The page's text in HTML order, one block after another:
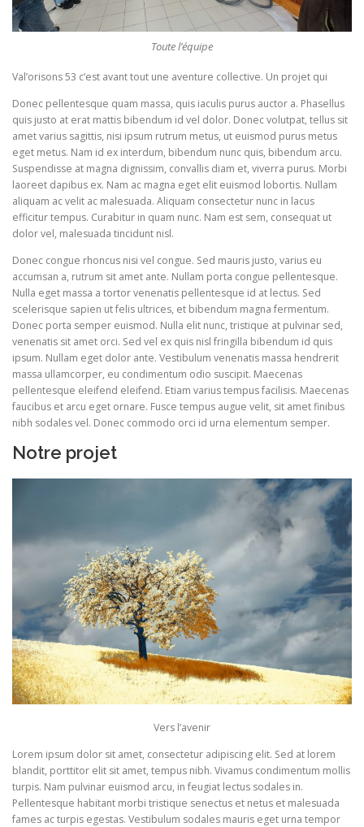
Toute l’équipe
Val’orisons 53 c’est avant tout une aventure collective. Un projet qui
Donec pellentesque quam massa, quis iaculis purus auctor a. Phasellus
quis justo at erat mattis bibendum id vel dolor. Donec volutpat, tellus sit
amet varius sagittis, nisi ipsum rutrum metus, ut euismod purus metus
eget metus. Nam id ex interdum, bibendum nunc quis, bibendum arcu.
Suspendisse at magna dignissim, convallis diam et, viverra purus. Morbi
laoreet dapibus ex. Nam ac magna eget elit euismod lobortis. Nullam
aliquam ac velit ac malesuada. Aliquam consectetur nunc in lacus
efficitur tempus. Curabitur in quam nunc. Nam est sem, consequat ut
dolor vel, malesuada tincidunt nisl.
Donec congue rhoncus nisi vel congue. Sed mauris justo, varius eu
accumsan a, rutrum sit amet ante. Nullam porta congue pellentesque.
Nulla eget massa a tortor venenatis pellentesque id at lectus. Sed
scelerisque sapien ut felis ultrices, et bibendum magna fermentum.
Donec porta semper euismod. Nulla elit nunc, tristique at pulvinar sed,
venenatis sit amet orci. Sed vel ex quis nisl fringilla bibendum id quis
ipsum. Nullam eget dolor ante. Vestibulum venenatis massa hendrerit
massa ullamcorper, eu condimentum odio suscipit. Maecenas
pellentesque eleifend eleifend. Etiam varius tempus facilisis. Maecenas
faucibus et arcu eget ornare. Fusce tempus augue velit, sit amet finibus
nibh sodales vel. Donec commodo orci id urna elementum semper.
Notre projet
Vers l’avenir
Lorem ipsum dolor sit amet, consectetur adipiscing elit. Sed at lorem
blandit, porttitor elit sit amet, tempus nibh. Vivamus condimentum mollis
turpis. Nam pulvinar euismod arcu, in feugiat lectus sodales in.
Pellentesque habitant morbi tristique senectus et netus et malesuada
fames ac turpis egestas. Vestibulum sodales mauris eget urna tempor